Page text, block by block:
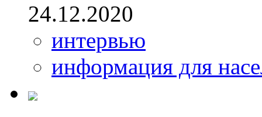
24.12.2020
интервью
информация для